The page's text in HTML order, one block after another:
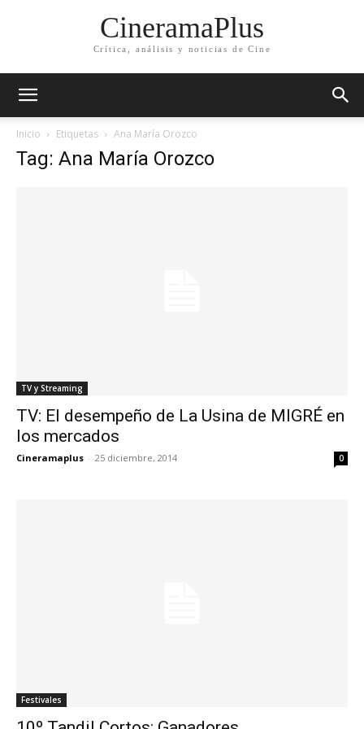
CineramaPlus
Crítica, análisis y noticias de Cine
Inicio Etiquetas Ana María Orozco
Tag: Ana María Orozco
TV y Streaming
TV: El desempeño de La Usina de MIGRÉ en
los mercados
Cineramaplus - 25 diciembre, 2014 0
Festivales